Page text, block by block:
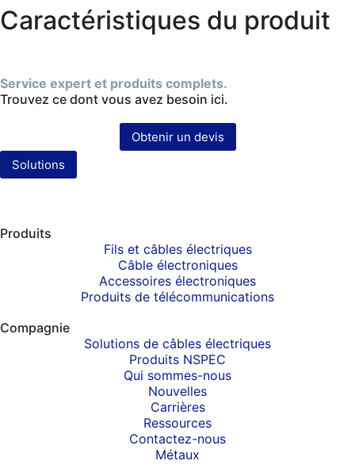
Caractéristiques du produit
Service expert et produits complets.
Trouvez ce dont vous avez besoin ici.
Obtenir un devis
Solutions
Produits
Fils et câbles électriques
Câble électroniques
Accessoires électroniques
Produits de télécommunications
Compagnie
Solutions de câbles électriques
Produits NSPEC
Qui sommes-nous
Nouvelles
Carrières
Ressources
Contactez-nous
Métaux